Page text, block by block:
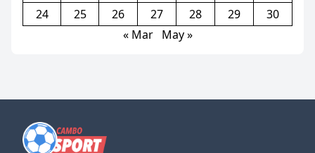
24
25 26 27 28 29
30
« Mar
May »